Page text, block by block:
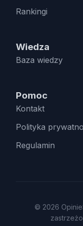
Rankingi
Wiedza
Baza wiedzy
Pomoc
Kontakt
Polityka
Regulamin
© 2026